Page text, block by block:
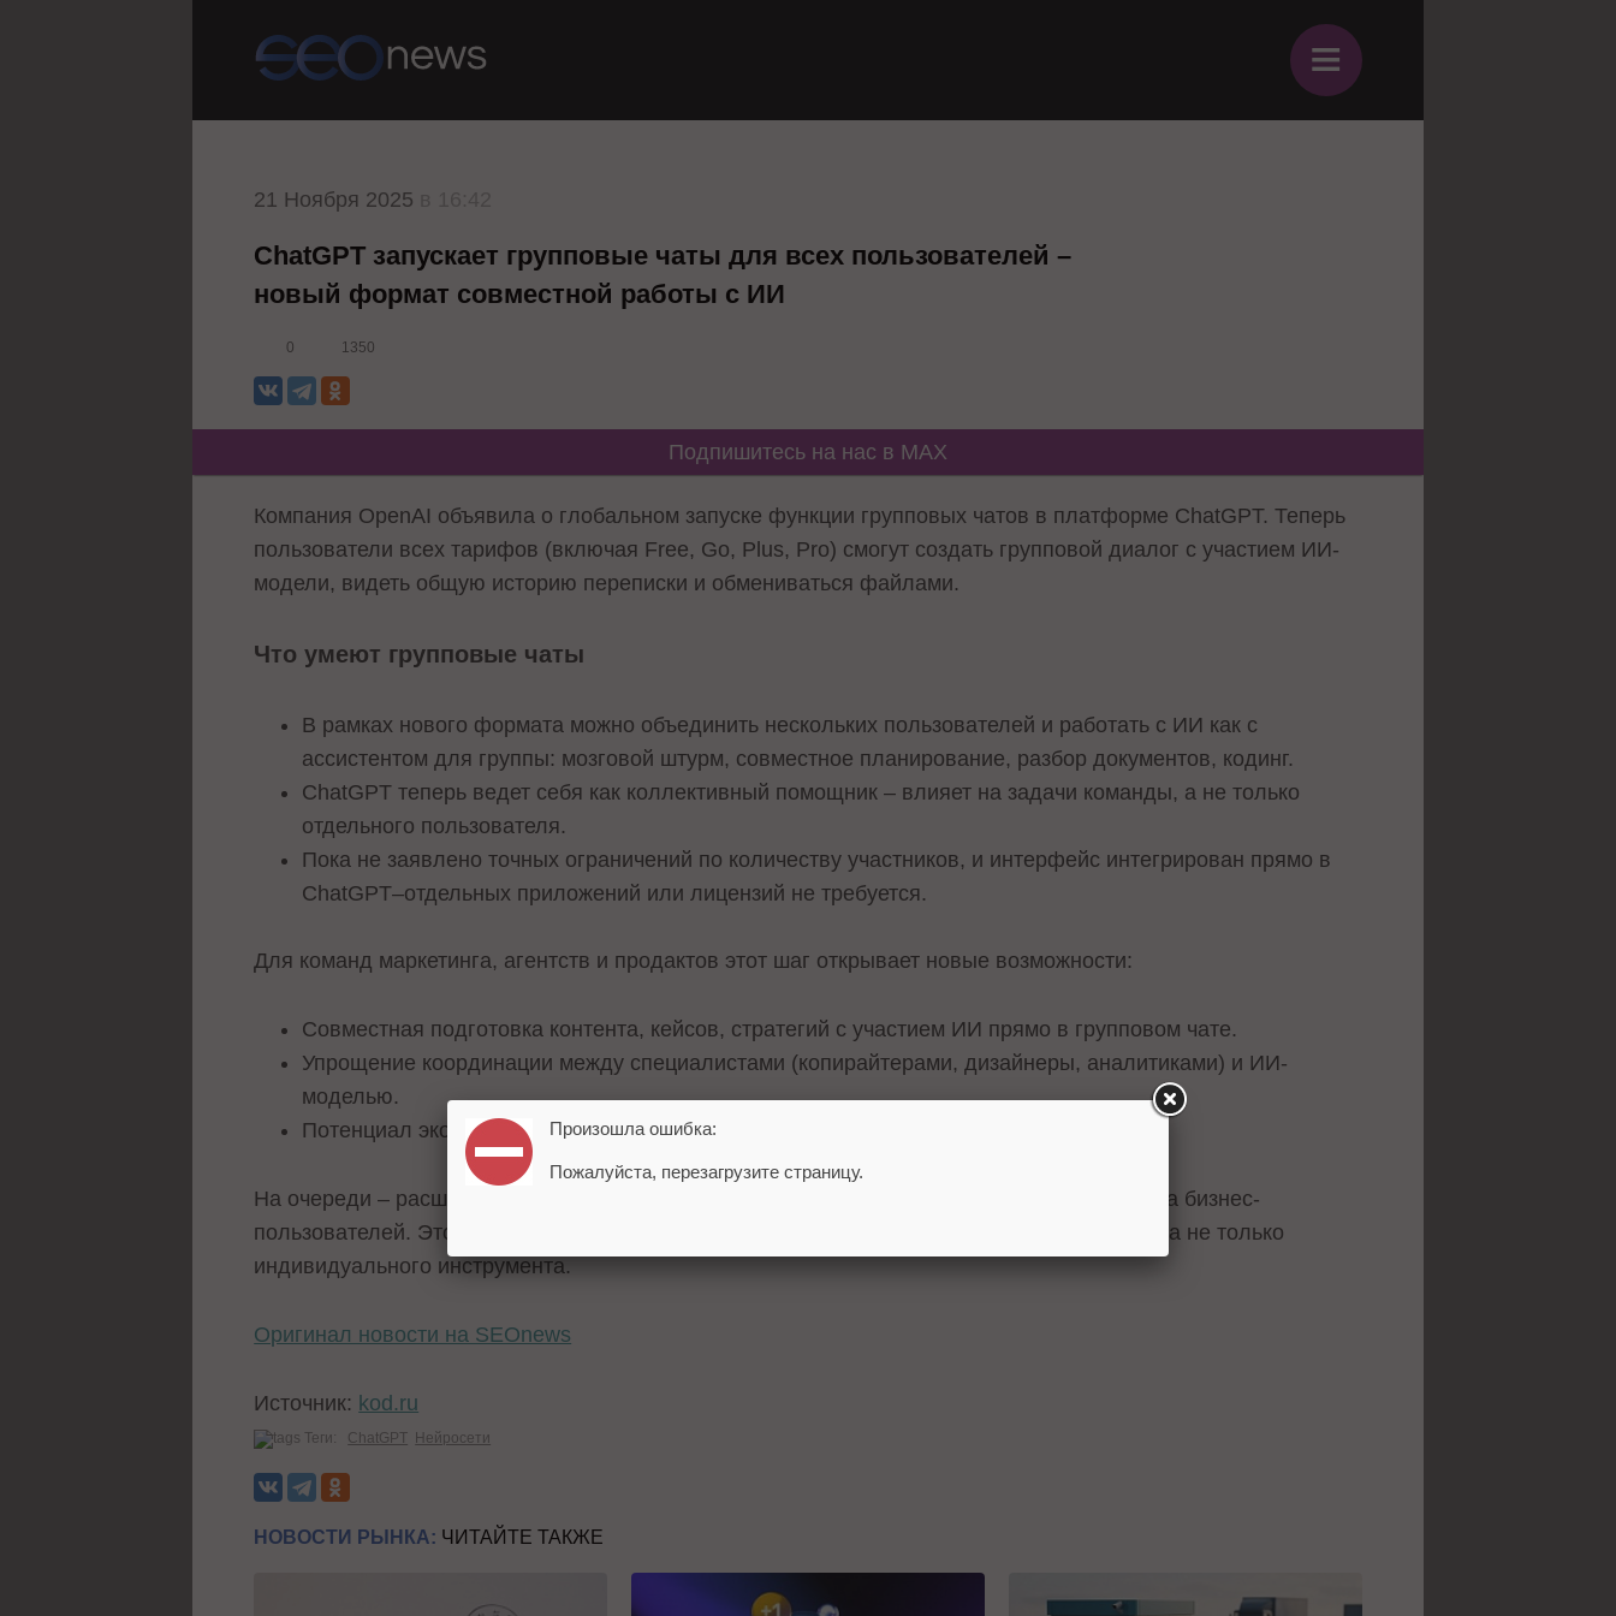
≡
21 Ноября 2025
ChatGPT запускает групповые чаты для всех пользователей –
новый формат совместной работы с ИИ
0 1350
Подпишитесь на нас в MAX
Компания OpenAI объявила о глобальном запуске функции групповых чатов в платформе ChatGPT. Теперь
пользователи всех тарифов (включая Free, Go, Plus, Pro) смогут создать групповой диалог с участием ИИ-
модели, видеть общую историю переписки и обмениваться файлами.
Что умеют групповые чаты
В рамках нового формата можно объединить нескольких пользователей и работать с ИИ как с
ассистентом для группы: мозговой штурм, совместное планирование, разбор документов, кодинг.
ChatGPT теперь ведет себя как коллективный помощник – влияет на задачи команды, а не только
отдельного пользователя.
Пока не заявлено точных ограничений по количеству участников, и интерфейс интегрирован прямо в
ChatGPT–отдельных приложений или лицензий не требуется.
Для команд маркетинга, агентств и продактов этот шаг открывает новые возможности:
Совместная подготовка контента, кейсов, стратегий с участием ИИ прямо в групповом чате.
Упрощение координации между специалистами (копирайтерами, дизайнеры, аналитиками) и ИИ-
моделью.
Потенциал экономии времени и оптимизация работы над клиентскими задачами.
На очереди – расширенные функции управления доступом и ролями, ориентированные на бизнес-
пользователей. Это шаг к тому, чтобы ChatGPT стал платформой для командной работы, а не только
индивидуального инструмента.
Оригинал новости на SEOnews
Источник: kod.ru
Теги: ChatGPT Нейросети
НОВОСТИ РЫНКА: ЧИТАЙТЕ ТАКЖЕ
Произошла ошибка:
Пожалуйста, перезагрузите страницу.